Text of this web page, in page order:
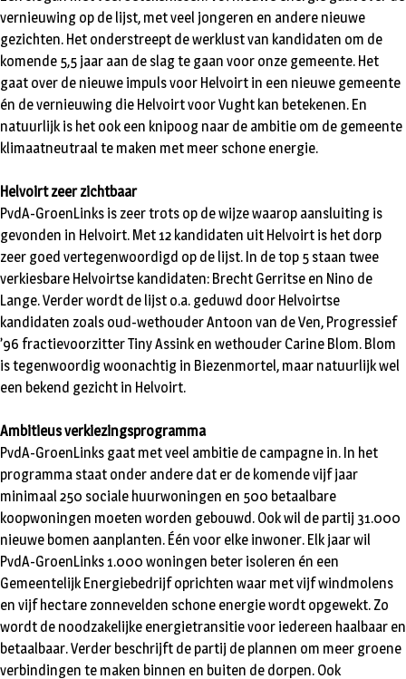
vernieuwing op de lijst, met veel jongeren en andere nieuwe
gezichten. Het onderstreept de werklust van kandidaten om de
komende 5,5 jaar aan de slag te gaan voor onze gemeente. Het
gaat over de nieuwe impuls voor Helvoirt in een nieuwe gemeente
én de vernieuwing die Helvoirt voor Vught kan betekenen. En
natuurlijk is het ook een knipoog naar de ambitie om de gemeente
klimaatneutraal te maken met meer schone energie.
Helvoirt zeer zichtbaar
PvdA-GroenLinks is zeer trots op de wijze waarop aansluiting is
gevonden in Helvoirt. Met 12 kandidaten uit Helvoirt is het dorp
zeer goed vertegenwoordigd op de lijst. In de top 5 staan twee
verkiesbare Helvoirtse kandidaten: Brecht Gerritse en Nino de
Lange. Verder wordt de lijst o.a. geduwd door Helvoirtse
kandidaten zoals oud-wethouder Antoon van de Ven, Progressief
’96 fractievoorzitter Tiny Assink en wethouder Carine Blom. Blom
is tegenwoordig woonachtig in Biezenmortel, maar natuurlijk wel
een bekend gezicht in Helvoirt.
Ambitieus verkiezingsprogramma
PvdA-GroenLinks gaat met veel ambitie de campagne in. In het
programma staat onder andere dat er de komende vijf jaar
minimaal 250 sociale huurwoningen en 500 betaalbare
koopwoningen moeten worden gebouwd. Ook wil de partij 31.000
nieuwe bomen aanplanten. Één voor elke inwoner. Elk jaar wil
PvdA-GroenLinks 1.000 woningen beter isoleren én een
Gemeentelijk Energiebedrijf oprichten waar met vijf windmolens
en vijf hectare zonnevelden schone energie wordt opgewekt. Zo
wordt de noodzakelijke energietransitie voor iedereen haalbaar en
betaalbaar. Verder beschrijft de partij de plannen om meer groene
verbindingen te maken binnen en buiten de dorpen. Ook